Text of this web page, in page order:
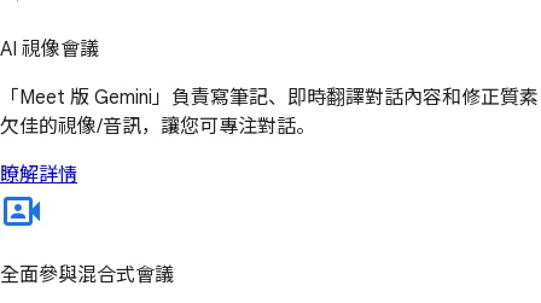
AI 視像會議
「Meet 版 Gemini」負責寫筆記、即時翻譯對話內容和修正質素
欠佳的視像/音訊，讓您可專注對話。
瞭解詳情
全面參與混合式會議